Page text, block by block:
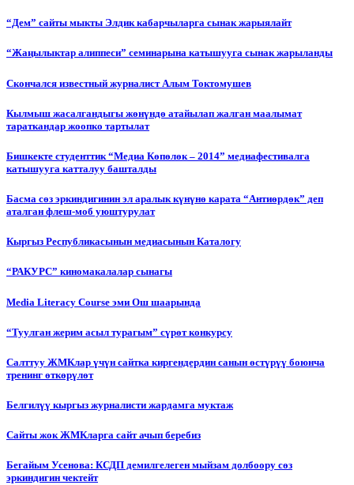
“Дем” сайты мыкты Элдик кабарчыларга сынак жарыялайт
“Жаңылыктар алиппеси” семинарына катышууга сынак жарыланды
Cкончался известный журналист Алым Токтомушев
Кылмыш жасалгандыгы жөнүндө атайылап жалган маалымат
тараткандар жоопко тартылат
Бишкекте студенттик “Медиа Көпөлөк – 2014” медиафестивалга
катышууга катталуу башталды
Басма сөз эркиндигинин эл аралык күнүнө карата “Антиөрдөк” деп
аталган флеш-моб уюштурулат
Кыргыз Республикасынын медиасынын Каталогу
“РАКУРС” киномакалалар сынагы
Media Literacy Сourse эми Ош шаарында
“Туулган жерим асыл турагым” сүрөт конкурсу
Салттуу ЖМКлар үчүн сайтка киргендердин санын өстүрүү боюнча
тренинг өткөрүлөт
Белгилүү кыргыз журналисти жардамга муктаж
Сайты жок ЖМКларга сайт ачып беребиз
Бегайым Усенова: КСДП демилгелеген мыйзам долбоору сөз
эркиндигин чектейт